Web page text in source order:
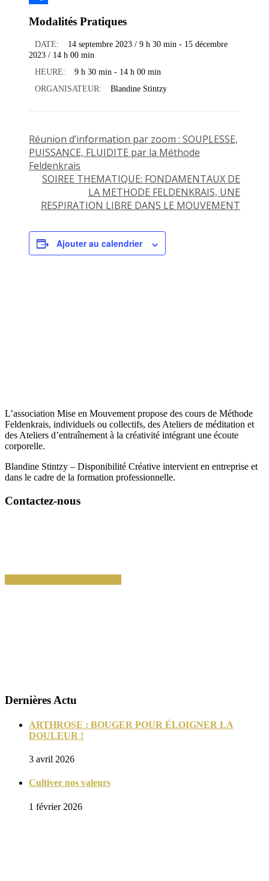
Modalités Pratiques
DATE: 14 septembre 2023 / 9 h 30 min - 15 décembre
2023 / 14 h 00 min
HEURE:
9 h 30 min - 14 h 00 min
ORGANISATEUR:
Blandine Stintzy
Réunion d’information par zoom : SOUPLESSE,
PUISSANCE, FLUIDITE par la Méthode
Feldenkrais
SOIREE THEMATIQUE: FONDAMENTAUX DE
LA METHODE FELDENKRAIS, UNE
RESPIRATION LIBRE DANS LE MOUVEMENT
Ajouter au calendrier
L’association Mise en Mouvementpropose des cours de Méthode
Feldenkrais, individuels ou collectifs, des Ateliers de méditation et
des Ateliers d’entraînement à la créativité intégrant une écoute
corporelle.
Blandine Stintzy – Disponibilité Créative intervient en entreprise et
dans le cadre de la formation professionnelle.
Contactez-nous
Dernières Actu
ARTHROSE : BOUGER POUR ÉLOIGNER LA
DOULEUR !
3 avril 2026
Cultiver nos valeurs
1 février 2026